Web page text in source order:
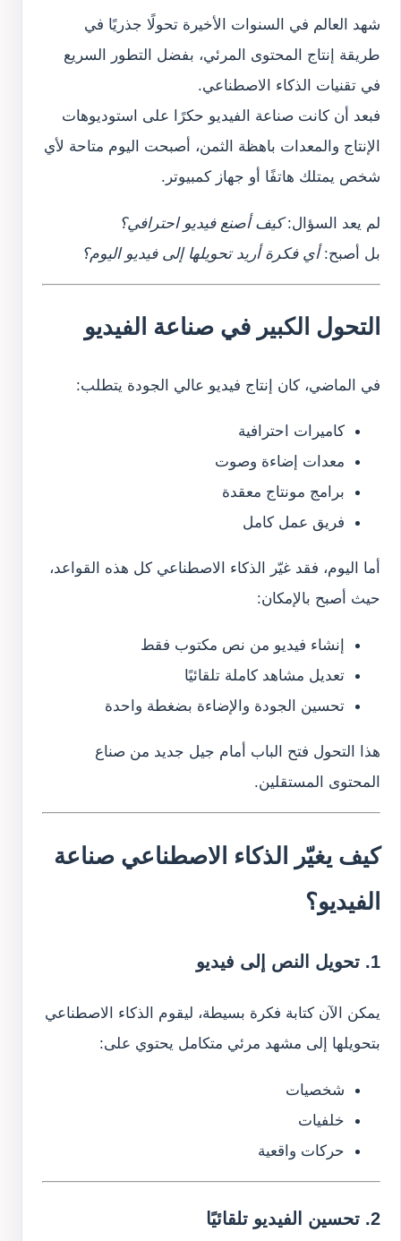
شهد العالم في السنوات الأخيرة تحولًا جذريًا في
طريقة إنتاج المحتوى المرئي، بفضل التطور السريع
في تقنيات الذكاء الاصطناعي.
فبعد أن كانت صناعة الفيديو حكرًا على استوديوهات
الإنتاج والمعدات باهظة الثمن، أصبحت اليوم متاحة لأي
شخص يمتلك هاتفًا أو جهاز كمبيوتر.
لم يعد السؤال:كيف أصنع فيديو احترافي؟
بل أصبح:أي فكرة أريد تحويلها إلى فيديو اليوم؟
التحول الكبير في صناعة الفيديو
في الماضي، كان إنتاج فيديو عالي الجودة يتطلب:
كاميرات احترافية
معدات إضاءة وصوت
برامج مونتاج معقدة
فريق عمل كامل
أما اليوم، فقد غيّر الذكاء الاصطناعي كل هذه القواعد،
حيث أصبح بالإمكان:
إنشاء فيديو من نص مكتوب فقط
تعديل مشاهد كاملة تلقائيًا
تحسين الجودة والإضاءة بضغطة واحدة
هذا التحول فتح الباب أمام جيل جديد من صناع
المحتوى المستقلين.
كيف يغيّر الذكاء الاصطناعي صناعة
الفيديو؟
1. تحويل النص إلى فيديو
يمكن الآن كتابة فكرة بسيطة، ليقوم الذكاء الاصطناعي
بتحويلها إلى مشهد مرئي متكامل يحتوي على:
شخصيات
خلفيات
حركات واقعية
2. تحسين الفيديو تلقائيًا